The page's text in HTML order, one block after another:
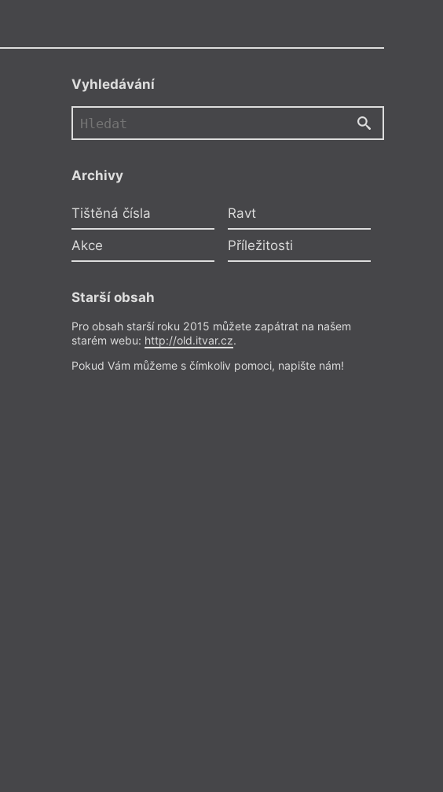
Vyhledávání
Archivy
Tištěná čísla Ravt
Akce Příležitosti
Starší obsah
Pro obsah starší roku 2015 můžete zapátrat na našem
starém webu: http://old.itvar.cz.
Pokud Vám můžeme s čímkoliv pomoci, napište nám!